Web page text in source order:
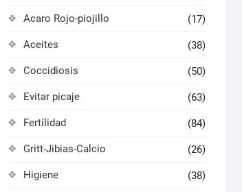
Acaro Rojo-piojillo (17)
Aceites (38)
Coccidiosis (50)
Evitar picaje (63)
Fertilidad (84)
Gritt-Jibias-Calcio (26)
Higiene (38)